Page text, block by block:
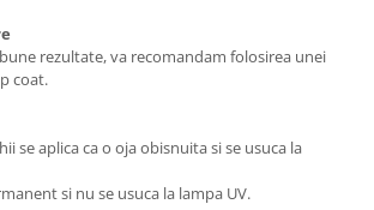
rezultate, va recomandam folosirea unei
coat.
se aplica ca o oja obisnuita si se usuca la
si nu se usuca la lampa UV.